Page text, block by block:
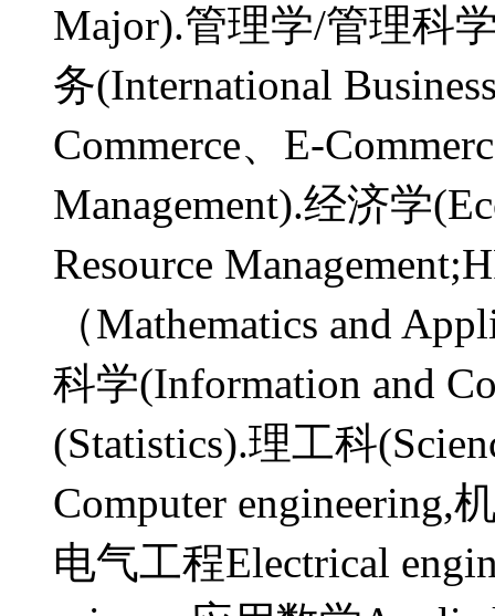
Major).管理学/管理科
务(International
Commerce、E-
Management).经济学
Resource
（Mathematics and
科学(Information and
(Statistics).理工科
Computer engineering,
电气工程Electrical